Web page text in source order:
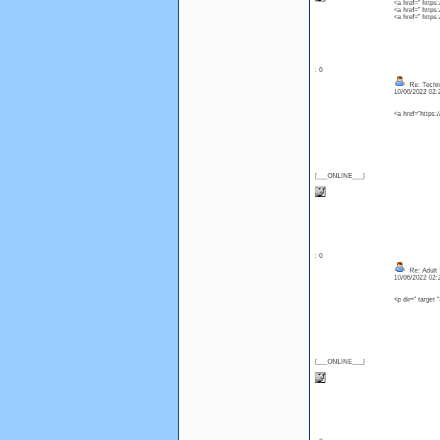
: 0
{___ONLINE___}
Re:
10/06/2022
: 0
{___ONLINE___}
Re: Adult
10/06/2022